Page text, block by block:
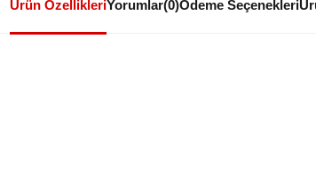
Ürün ÖzellikleriYorumlar(0)Ödeme Seçenekleri